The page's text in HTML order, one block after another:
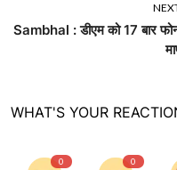
Sambhal : डीएम को 17 बार
WHAT'S YOUR
0 0